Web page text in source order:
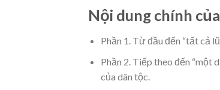
Nội dung chính
Phần 1. Từ đầu đến “tất cả
Phần 2. Tiếp theo đến “một
của dân tộc.